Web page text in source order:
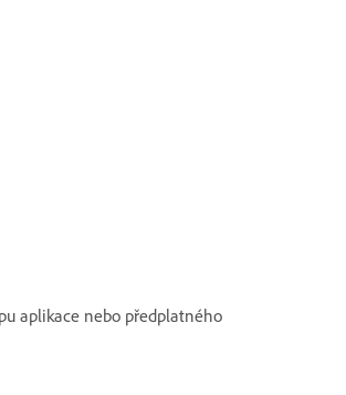
aplikace nebo předplatného